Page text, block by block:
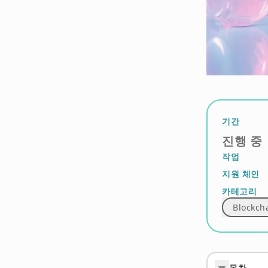
기간
진행 중
작업
지원 체인
카테고리